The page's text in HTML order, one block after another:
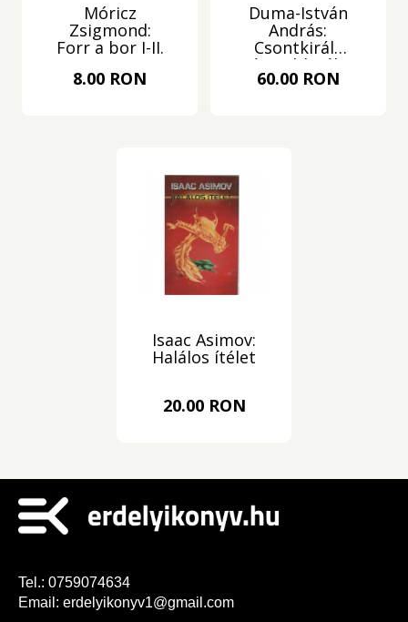
Móricz
Zsigmond:
Forr a bor I-II.
8.00 RON
Duma-István
András:
Csontkirály
és Babkirály
60.00 RON
Isaac Asimov:
Halálos ítélet
20.00 RON
Tel.: 0759074634
Email: erdelyikonyv1@gmail.com